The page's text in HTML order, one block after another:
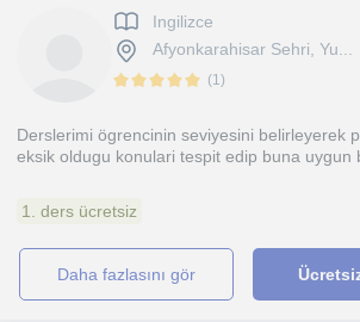
Ingilizce
Afyonkarahisar Sehri, Yu...
(1)
Derslerimi ögrencinin seviyesini belirleyerek
eksik oldugu konulari tespit edip buna uygun
1. ders ücretsiz
daha fazlasını gör